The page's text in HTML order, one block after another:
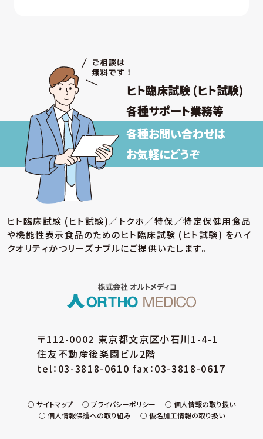
ヒト臨床試験 (ヒト試験)
各種サポート業務等
各種お問い合わせは
お気軽にどうぞ
ヒト臨床試験 (ヒト試験)／トクホ／特保／特定保健用食品
や機能性表示食品のためのヒト臨床試験 (ヒト試験) をハイ
クオリティかつリーズナブルにご提供いたします。
〒112-0002 東京都文京区小石川1-4-1
住友不動産後楽園ビル2階
tel：03-3818-0610 fax：03-3818-0617
サイトマップ プライバシーポリシー
個人情報の取り扱い
個人情報保護への取り組み
仮名加工情報の取り扱い